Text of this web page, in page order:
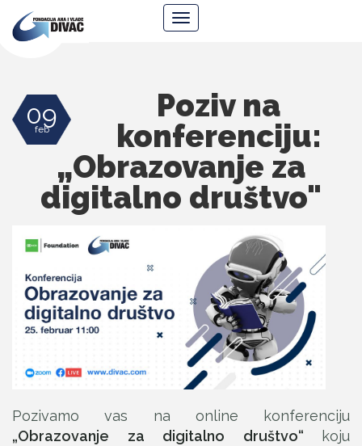
Ana
Navigacija
09
feb
Poziv na
konferenciju:
„Obrazovanje za
digitalno društvo"
Pozivamo vas na online konferenciju
„Obrazovanje za digitalno društvo“
koju